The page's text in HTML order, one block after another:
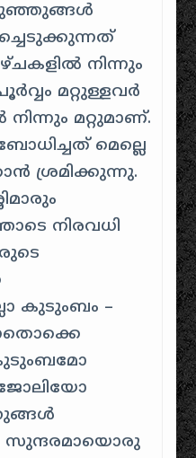
നിന്നും
മറ്റുള്ളവർ
മറ്റുമാണ്.
മെല്ലെ
ശ്രമിക്കുന്നു.
നിരവധി
കുടുംബം –
ജോലിയോ
സുന്ദരമായൊരു